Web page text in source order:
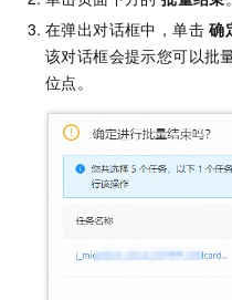
在弹出对话框中，单击确
该对话框会提示您可以批
位点。